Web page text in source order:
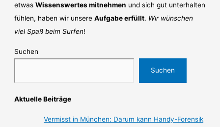
etwasWissenswertes mitnehmen und sich gut unterhalten
fühlen, haben wir unsereAufgabe erfüllt. Wir wünschen
viel Spaß beim Surfen!
Suchen
Suchen
Aktuelle Beiträge
Vermisst in München: Darum kann Handy-Forensik